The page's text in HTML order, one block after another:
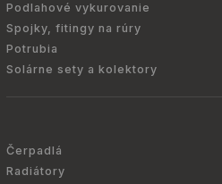
Podlahové vykurovanie
Spojky, fitingy na rúry
Potrubia
Solárne sety a kolektory
Čerpadlá
Radiátory